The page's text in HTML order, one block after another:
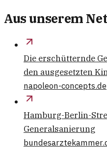
Aus unserem
Die erschütternde
den ausgesetzten
napoleon-concepts.de
Hamburg-Berlin-
Generalsanierung